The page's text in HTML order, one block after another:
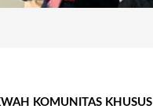
KOMUNITAS KHUSUS